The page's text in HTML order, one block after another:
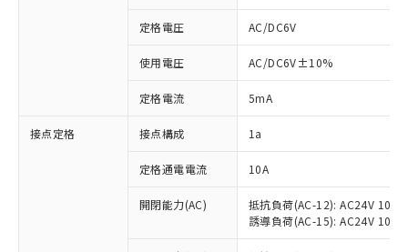
定格電圧 AC/DC6V
使用電圧 AC/DC6V±10%
定格電流 5mA
接点定格 接点構成 1a
定格通電電流 10A
開閉能力(AC)
抵抗負荷(AC-12): AC24V 10A/
誘導負荷(AC-15): AC24V
以下の条件をお読みいただき、同意のうえ
本サービスは、当社制御機器事業取扱
商品の当社在庫状況および標準価格
(税抜)を提供させていただくもので
当社制御機器事業取扱商品の中には、
本サービスの対象外となる商品もある
対応予定：EU RoHS指令（10物質）の非含
有に対応した製品に切り替える予定のある
対応予定なし：EU RoHS指令（10物質）の
非含有に非対応の商品で、対応品を出す予
調査・確認中：EU RoHS指令（10物質）の
非含有の対応状況を調査中または確認中の
非該当品：ライセンス料など無形物で、有
害物質有無と関係のない商品です。
仕入先様の事情により、非含有部品として
「○」：最大均質材料含有率が中国RoHSの
基準値以下であることを示します。
「×」：最大均質材料含有率が中国RoHSの